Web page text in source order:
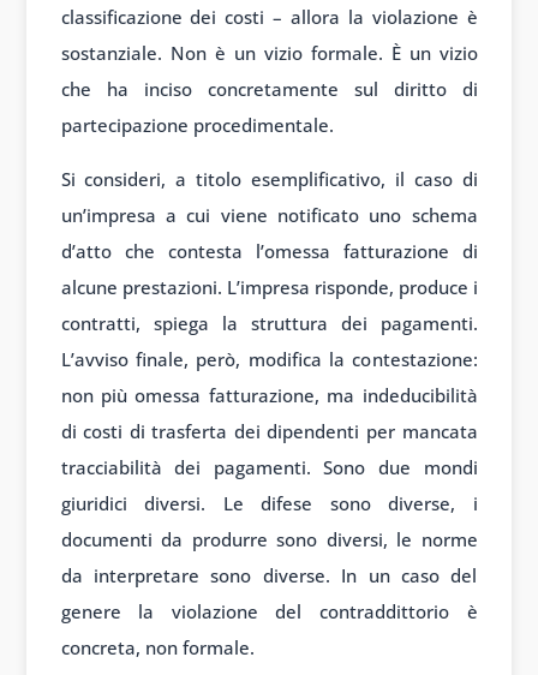
classificazione dei costi – allora la violazione è
sostanziale. Non è un vizio formale. È un vizio
che ha inciso concretamente sul diritto di
partecipazione procedimentale.
Si consideri, a titolo esemplificativo, il caso di
un’impresa a cui viene notificato uno schema
d’atto che contesta l’omessa fatturazione di
alcune prestazioni. L’impresa risponde, produce i
contratti, spiega la struttura dei pagamenti.
L’avviso finale, però, modifica la contestazione:
non più omessa fatturazione, ma indeducibilità
di costi di trasferta dei dipendenti per mancata
tracciabilità dei pagamenti. Sono due mondi
giuridici diversi. Le difese sono diverse, i
documenti da produrre sono diversi, le norme
da interpretare sono diverse. In un caso del
genere la violazione del contraddittorio è
concreta, non formale.